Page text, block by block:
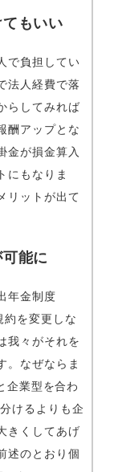
もいい
で負担してい
法人経費で落
らしてみれば
酬アップとな
金が損金算入
にもなりま
リットが出て
能に
年金制度
を変更しな
我々がそれを
。なぜならま
企業型を合わ
けるよりも企
きくしてあげ
述のとおり個